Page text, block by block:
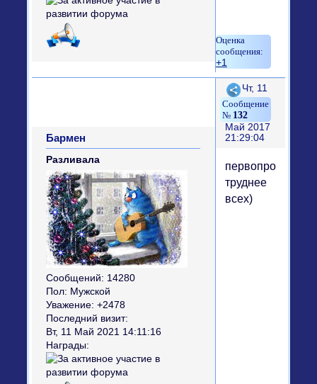
+1
Поделиться
132
Чт, 11
Май 2017
21:29:04
Бармен
Разливала
Сообщений: 14280
Пол: Мужской
Уважение: +2478
Последний визит:
Вт, 11 Май 2021 14:11:16
Награды:
первопроходцу
труднее
всех)